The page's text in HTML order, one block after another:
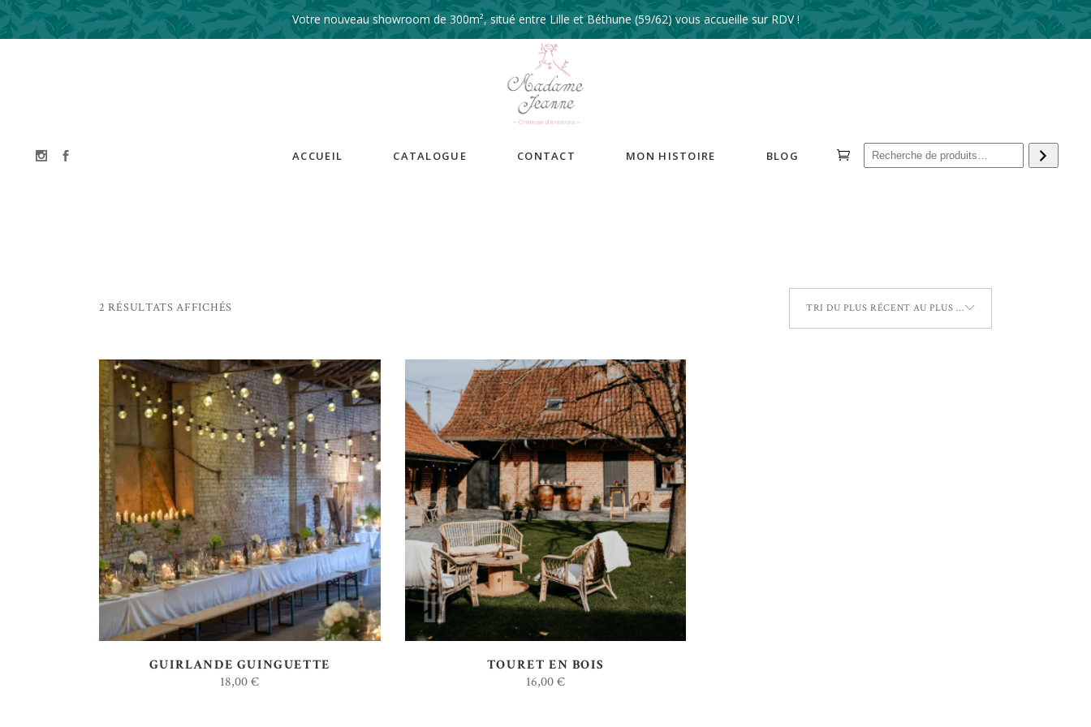
Votre nouveau showroom de 300m², situé entre Lille et Béthune (59/62) vous accueille sur RDV !
ACCUEIL CATALOGUE CONTACT MON HISTOIRE BLOG
2 RÉSULTATS AFFICHÉS TRI DU PLUS RÉCENT AU PLUS ANCIEN
AJOUTER AU DEVIS
GUIRLANDE GUINGUETTE
18,00€
AJOUTER AU DEVIS
TOURET EN BOIS
16,00€